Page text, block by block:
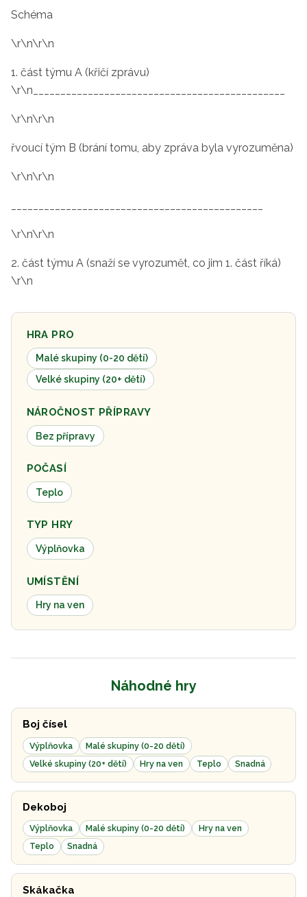
Schéma
\r\n\r\n
1. část týmu A (křičí zprávu)
\r\n______________________________________________
\r\n\r\n
řvoucí tým B (brání tomu, aby zpráva byla vyrozuměna)
\r\n\r\n
\r\n\r\n
2. část týmu A (snaží se vyrozumět, co jim 1. část říká)
\r\n
HRA PRO
Malé skupiny (0-20 dětí)
Velké skupiny (20+ dětí)
NÁROČNOST PŘÍPRAVY
Bez přípravy
POČASÍ
Teplo
TYP HRY
Výplňovka
UMÍSTĚNÍ
Hry na ven
Náhodné hry
Boj čísel
Výplňovka
Malé skupiny (0-20 dětí)
Velké skupiny (20+ dětí)
Hry na ven Teplo Snadná
Dekoboj
Výplňovka Malé skupiny (0-20 dětí)
Hry na ven
Teplo
Snadná
Skákačka